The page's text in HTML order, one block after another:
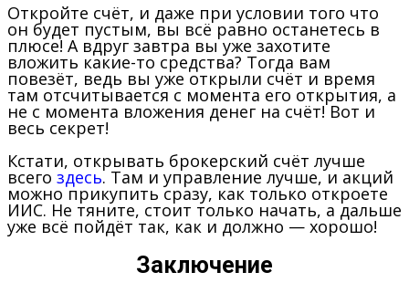
Откройте счёт, и даже при условии того что
он будет пустым, вы всё равно останетесь в
плюсе! А вдруг завтра вы уже захотите
вложить какие-то средства? Тогда вам
повезёт, ведь вы уже открыли счёт и время
там отсчитывается с момента его открытия, а
не с момента вложения денег на счёт! Вот и
весь секрет!
Кстати, открывать брокерский счёт лучше
всего здесь. Там и управление лучше, и акций
можно прикупить сразу, как только откроете
ИИС. Не тяните, стоит только начать, а дальше
уже всё пойдёт так, как и должно — хорошо!
Заключение